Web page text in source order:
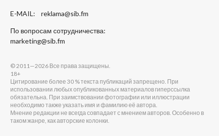
E-MAIL: reklama@sib.fm
По вопросам сотрудничества:
marketing@sib.fm
© 2011—2026 Все права защищены.
18+
Цитирование более 30 % текста публикаций запрещено. При
использовании любых опубликованных материалов гиперссылка
обязательна. При заимствовании фотографии или иллюстрации
необходимо также указать имя и фамилию её автора.
Мнение редакции не всегда совпадает с мнением авторов. Особенно в
таком жанре, как авторские колонки.